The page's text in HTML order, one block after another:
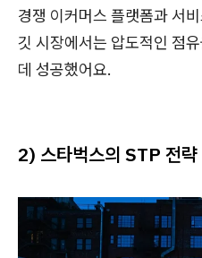
경쟁 이커머스 플랫폼과 서
깃 시장에서는 압도적인 점
데 성공했어요.
2) 스타벅스의 STP 전략